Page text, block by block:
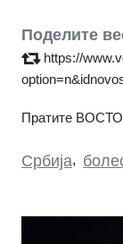
Поделите
https://
Пратите
Србија,